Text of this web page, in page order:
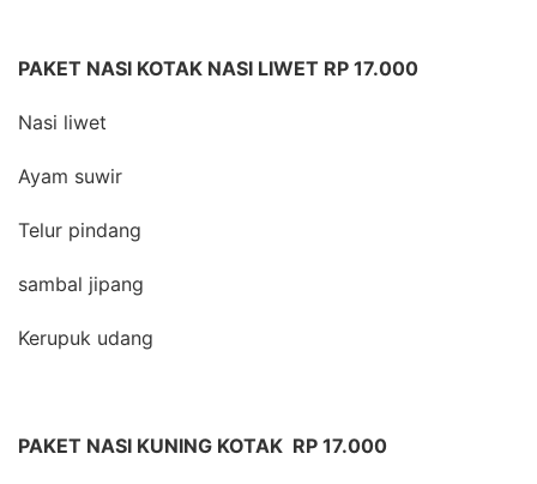
PAKET NASI KOTAK NASI LIWET RP 17.000
Nasi liwet
Ayam suwir
Telur pindang
sambal jipang
Kerupuk udang
PAKET NASI KUNING KOTAK RP 17.000